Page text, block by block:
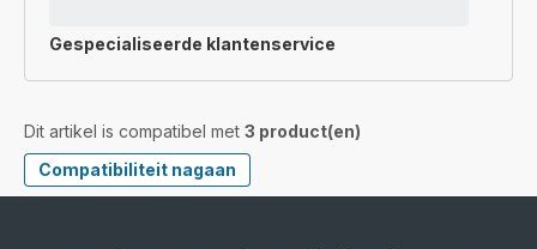
Gespecialiseerde klantenservice
Dit artikel is compatibel met 3 product(en)
Compatibiliteit nagaan